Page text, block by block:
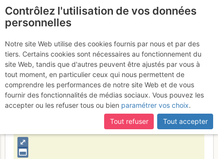
Presles - Buis : Voie des
Buis
Samedi 22 avril 2017
France Isère Vercors
⤢
Contrôlez l'utilisation de vos données
personnelles
Notre site Web utilise des cookies fournis par nous et par des
tiers. Certains cookies sont nécessaires au fonctionnement du
site Web, tandis que d'autres peuvent être ajustés par vous à
tout moment, en particulier ceux qui nous permettent de
comprendre les performances de notre site Web et de vous
fournir des fonctionnalités de médias sociaux. Vous pouvez les
accepter ou les refuser tous ou bien paramétrer vos choix.
Tout refuser
Tout accepter